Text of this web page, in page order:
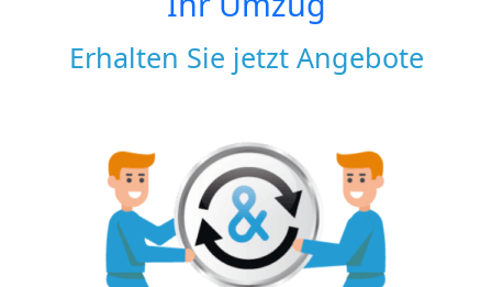
Erhalten Sie jetzt Angebote